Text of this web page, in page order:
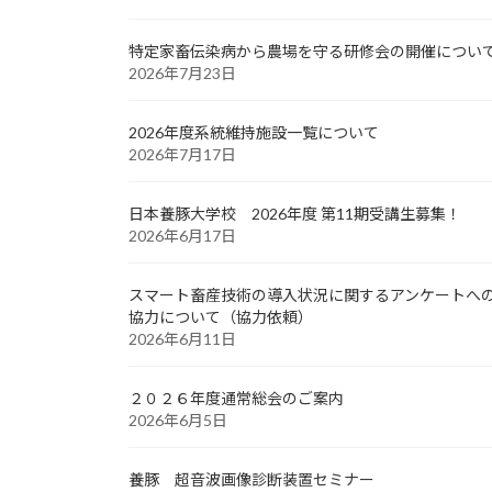
特定家畜伝染病から農場を守る研修会の開催につい
2026年7月23日
2026年度系統維持施設一覧について
2026年7月17日
日本養豚大学校 2026年度 第11期受講生募集！
2026年6月17日
スマート畜産技術の導入状況に関するアンケートへ
協力について（協力依頼）
2026年6月11日
２０２６年度通常総会のご案内
2026年6月5日
養豚 超音波画像診断装置セミナー